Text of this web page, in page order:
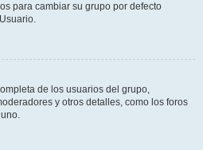
para cambiar su grupo por defecto
de los usuarios del grupo,
y otros detalles, como los foros